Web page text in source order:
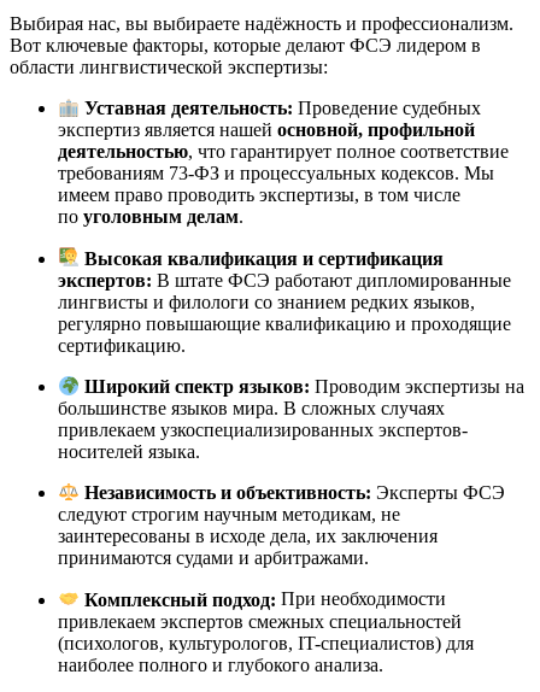
Выбирая нас, вы выбираете надёжность и профессионализм.
Вот ключевые факторы, которые делают ФСЭ лидером в
области лингвистической экспертизы:
Уставная деятельность: Проведение судебных
экспертиз является нашей основной, профильной
деятельностью, что гарантирует полное соответствие
требованиям 73-ФЗ и процессуальных кодексов. Мы
имеем право проводить экспертизы, в том числе
по уголовным делам.
Высокая квалификация и сертификация
экспертов: В штате ФСЭ работают дипломированные
лингвисты и филологи со знанием редких языков,
регулярно повышающие квалификацию и проходящие
сертификацию.
Широкий спектр языков: Проводим экспертизы на
большинстве языков мира. В сложных случаях
привлекаем узкоспециализированных экспертов-
носителей языка.
Независимость и объективность: Эксперты ФСЭ
следуют строгим научным методикам, не
заинтересованы в исходе дела, их заключения
принимаются судами и арбитражами.
Комплексный подход: При необходимости
привлекаем экспертов смежных специальностей
(психологов, культурологов, IT-специалистов) для
наиболее полного и глубокого анализа.